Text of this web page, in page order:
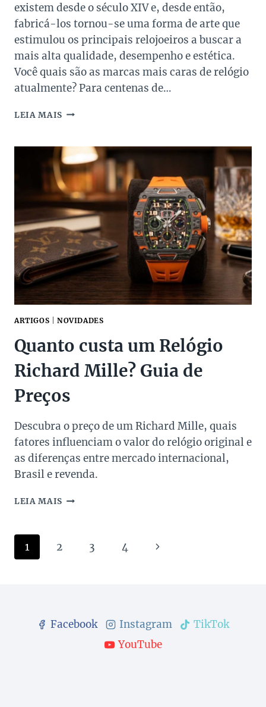
existem desde o século XIV e, desde então,
fabricá-los tornou-se uma forma de arte que
estimulou os principais relojoeiros a buscar a
mais alta qualidade, desempenho e estética.
Você quais são as marcas mais caras de relógio
atualmente? Para centenas de…
LEIA MAIS AS
MAIS
CARAS
DE
RELÓGIOS
DO
MUNDO
ARTIGOS NOVIDADES
Quanto custa um Relógio
Richard Mille? Guia de
Preços
Descubra o preço de um Richard Mille, quais
fatores influenciam o valor do relógio original e
as diferenças entre mercado internacional,
Brasil e revenda.
LEIA MAIS QUANTO
RICHARD
Navegação
1 2 3 4
Página
Facebook Instagram
TikTok
YouTube